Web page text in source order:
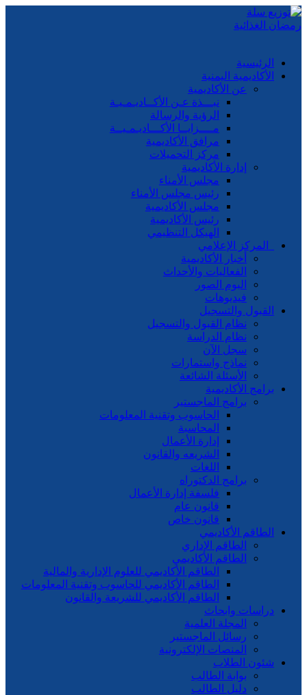
الرئيسية
الأكاديمية اليمنية
عن الأكاديمية
نبـــذة عـن الأكــاديـمـيـة
الرؤية والرسالة
مــــزايــا الأكـــاديـمـيــة
مرافق الأكاديمية
مركز التحميلات
إدارة الأكاديمية
مجلس الأمناء
رئيس مجلس الأمناء
مجلس الأكاديمية
رئيس الأكاديمية
الهيكل التنظيمي
المركز الإعلامي
أخبار الأكاديمية
الفعاليات والأحداث
البوم الصور
فيديوهات
القبول والتسجيل
نظام القبول والتسجيل
نظام الدراسة
سجل الآن
نماذج واستمارات
الأسئلة الشائعة
برامج الأكاديمية
برامج الماجستير
الحاسوب وتقنية المعلومات
المحاسبة
إدارة الأعمال
الشريعه والقانون
اللغات
برامج الدكتوراه
فلسفة إدارة الأعمال
قانون عام
قانون خاص
الطاقم الأكاديمي
الطاقم الإداري
الطاقم الأكاديمي
الطاقم الأكاديمي للعلوم الإدارية والمالية
الطاقم الأكاديمي للحاسوب وتقنية المعلومات
الطاقم الأكاديمي للشريعة والقانون
دراسات وابحاث
المجلة العلمية
رسائل الماجستير
المنصات الإلكترونية
شئون الطلاب
بوابة الطالب
دليل الطالب